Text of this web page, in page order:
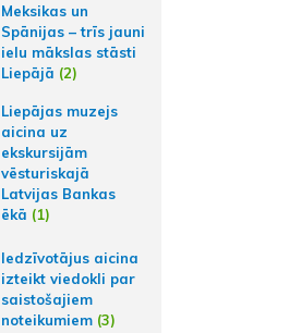
Meksikas un
Spānijas – trīs jauni
ielu mākslas stāsti
Liepājā (2)
Liepājas muzejs
aicina uz
ekskursijām
vēsturiskajā
Latvijas Bankas
ēkā (1)
Iedzīvotājus aicina
izteikt viedokli par
saistošajiem
noteikumiem (3)